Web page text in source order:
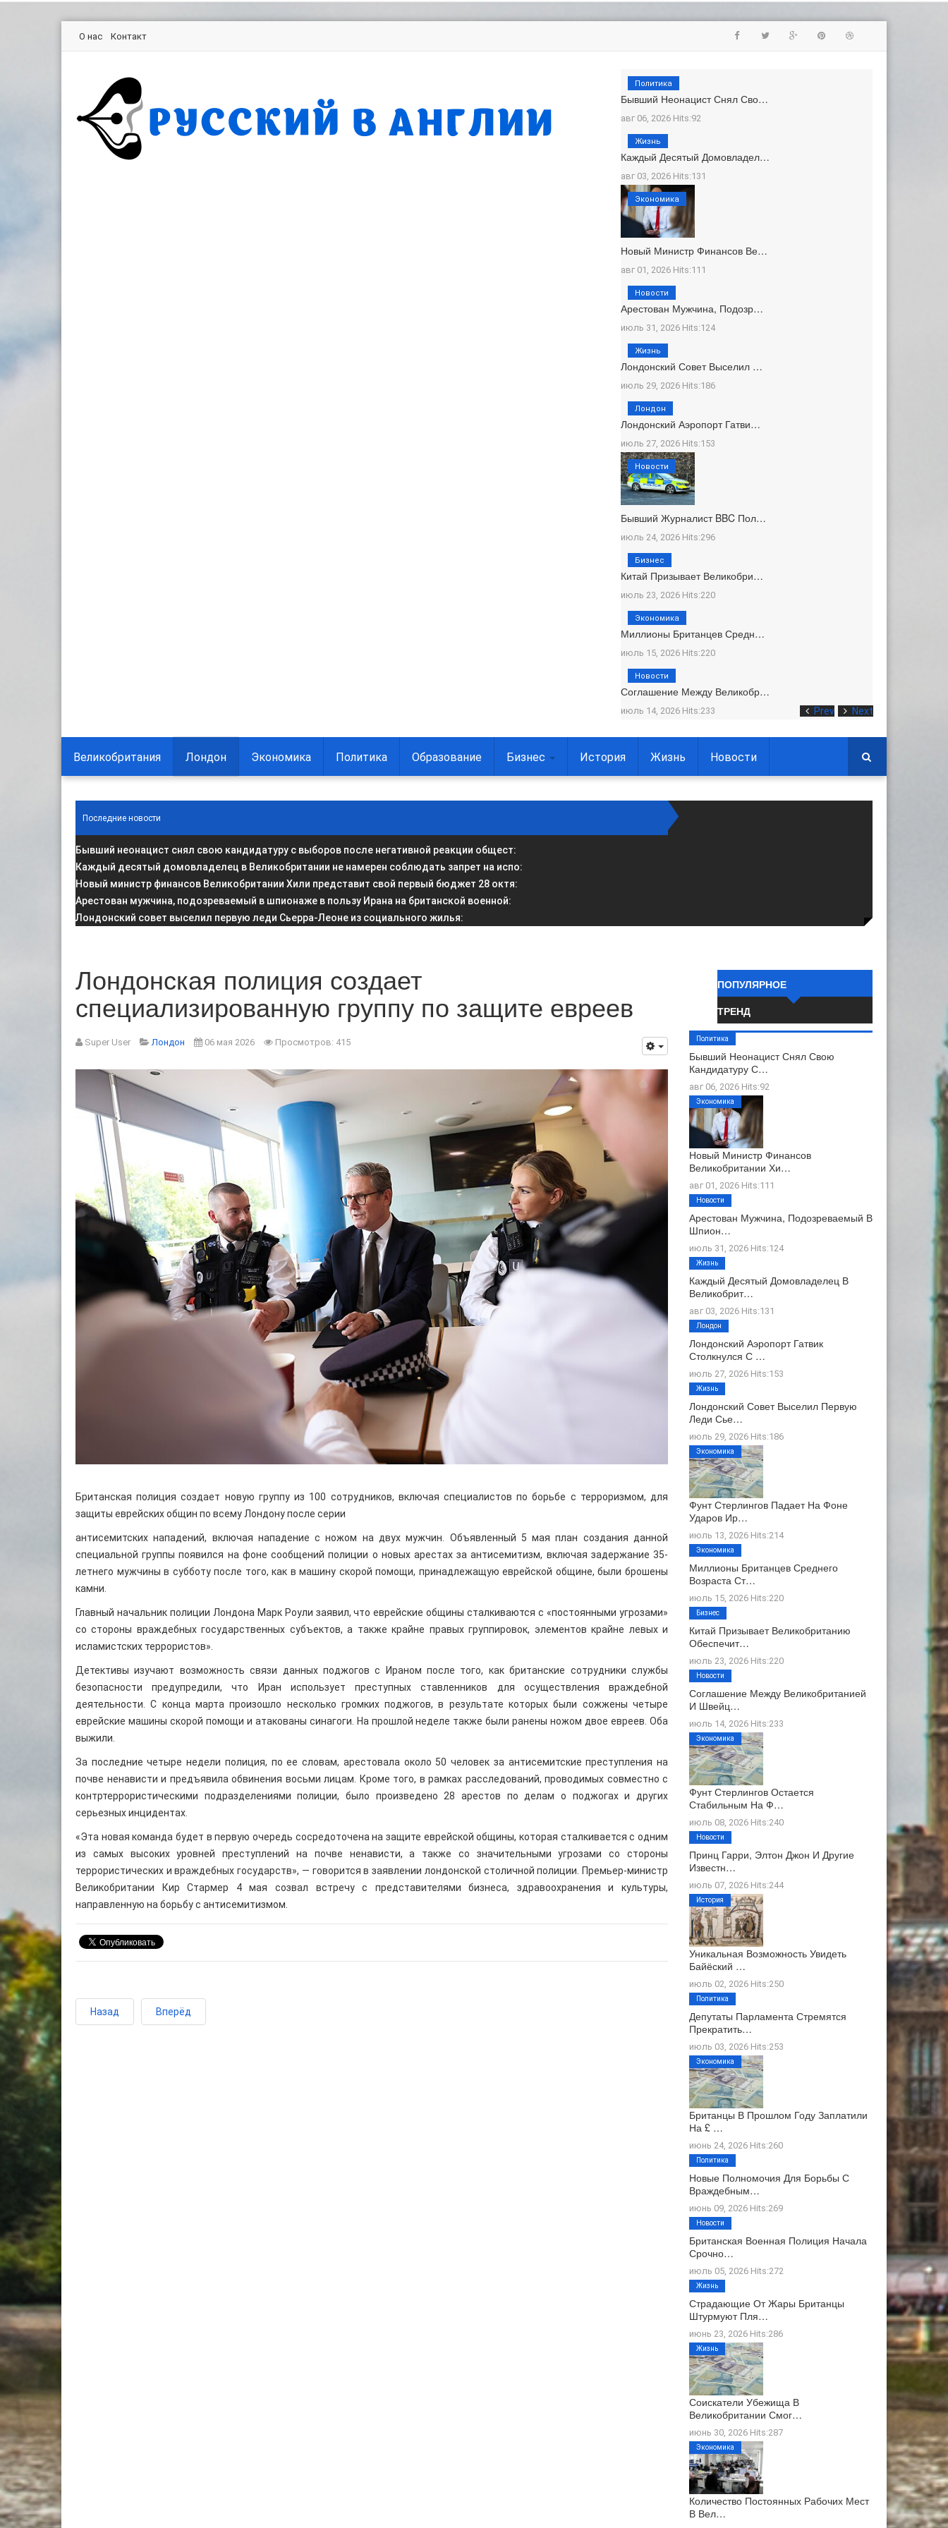
О нас Контакт
Prev Next
Бывший Неонацист Снял Сво…
авг 06, 2026 Hits:92
Политика
Каждый Десятый Домовладел…
авг 03, 2026 Hits:131
Жизнь
Новый Министр Финансов Ве…
авг 01, 2026 Hits:111
Экономика
Арестован Мужчина, Подозр…
июль 31, 2026 Hits:124
Новости
Лондонский Совет Выселил …
июль 29, 2026 Hits:186
Жизнь
Лондонский Аэропорт Гатви…
июль 27, 2026 Hits:153
Лондон
Бывший Журналист BBC Пол…
июль 24, 2026 Hits:296
Новости
Китай Призывает Великобри…
июль 23, 2026 Hits:220
Бизнес
Миллионы Британцев Средн…
июль 15, 2026 Hits:220
Экономика
Соглашение Между Великобр…
июль 14, 2026 Hits:233
Новости
Великобритания Лондон Экономика Политика Образование Бизнес История Жизнь Новости
Последние новости
Бывший неонацист снял свою кандидатуру с выборов после негативной реакции общест:
Каждый десятый домовладелец в Великобритании не намерен соблюдать запрет на испо:
Новый министр финансов Великобритании Хили представит свой первый бюджет 28 октя:
Арестован мужчина, подозреваемый в шпионаже в пользу Ирана на британской военной:
Лондонский совет выселил первую леди Сьерра-Леоне из социального жилья:
Лондонская полиция создает
специализированную группу по защите евреев
Super User Лондон 06 мая 2026 Просмотров: 415
Британская полиция создает новую группу из 100 сотрудников, включая специалистов по борьбе с терроризмом, для
защиты еврейских общин по всему Лондону после серии
антисемитских нападений, включая нападение с ножом на двух мужчин. Объявленный 5 мая план создания данной
специальной группы появился на фоне сообщений полиции о новых арестах за антисемитизм, включая задержание 35-
летнего мужчины в субботу после того, как в машину скорой помощи, принадлежащую еврейской общине, были брошены
камни.
Главный начальник полиции Лондона Марк Роули заявил, что еврейские общины сталкиваются с «постоянными угрозами»
со стороны враждебных государственных субъектов, а также крайне правых группировок, элементов крайне левых и
исламистских террористов».
Детективы изучают возможность связи данных поджогов с Ираном после того, как британские сотрудники службы
безопасности предупредили, что Иран использует преступных ставленников для осуществления враждебной
деятельности. С конца марта произошло несколько громких поджогов, в результате которых были сожжены четыре
еврейские машины скорой помощи и атакованы синагоги. На прошлой неделе также были ранены ножом двое евреев. Оба
выжили.
За последние четыре недели полиция, по ее словам, арестовала около 50 человек за антисемитские преступления на
почве ненависти и предъявила обвинения восьми лицам. Кроме того, в рамках расследований, проводимых совместно с
контртеррористическими подразделениями полиции, было произведено 28 арестов по делам о поджогах и других
серьезных инцидентах.
«Эта новая команда будет в первую очередь сосредоточена на защите еврейской общины, которая сталкивается с одним
из самых высоких уровней преступлений на почве ненависти, а также со значительными угрозами со стороны
террористических и враждебных государств», — говорится в заявлении лондонской столичной полиции. Премьер-министр
Великобритании Кир Стармер 4 мая созвал встречу с представителями бизнеса, здравоохранения и культуры,
направленную на борьбу с антисемитизмом.
Назад Вперёд
ПОПУЛЯРНОЕ
ТРЕНД
Бывший Неонацист Снял Свою
Кандидатуру С…
авг 06, 2026 Hits:92
Политика
Новый Министр Финансов
Великобритании Хи…
авг 01, 2026 Hits:111
Экономика
Арестован Мужчина, Подозреваемый В
Шпион…
июль 31, 2026 Hits:124
Новости
Каждый Десятый Домовладелец В
Великобрит…
авг 03, 2026 Hits:131
Жизнь
Лондонский Аэропорт Гатвик
Столкнулся С …
июль 27, 2026 Hits:153
Лондон
Лондонский Совет Выселил Первую
Леди Сье…
июль 29, 2026 Hits:186
Жизнь
Фунт Стерлингов Падает На Фоне
Ударов Ир…
июль 13, 2026 Hits:214
Экономика
Миллионы Британцев Среднего
Возраста Ст…
июль 15, 2026 Hits:220
Экономика
Китай Призывает Великобританию
Обеспечит…
июль 23, 2026 Hits:220
Бизнес
Соглашение Между Великобританией
И Швейц…
июль 14, 2026 Hits:233
Новости
Фунт Стерлингов Остается
Стабильным На Ф…
июль 08, 2026 Hits:240
Экономика
Принц Гарри, Элтон Джон И Другие
Известн…
июль 07, 2026 Hits:244
Новости
Уникальная Возможность Увидеть
Байёский …
июль 02, 2026 Hits:250
История
Депутаты Парламента Стремятся
Прекратить…
июль 03, 2026 Hits:253
Политика
Британцы В Прошлом Году Заплатили
На £ …
июнь 24, 2026 Hits:260
Экономика
Новые Полномочия Для Борьбы С
Враждебным…
июнь 09, 2026 Hits:269
Политика
Британская Военная Полиция Начала
Срочно…
июль 05, 2026 Hits:272
Новости
Страдающие От Жары Британцы
Штурмуют Пля…
июнь 23, 2026 Hits:286
Жизнь
Соискатели Убежища В
Великобритании Смог…
июнь 30, 2026 Hits:287
Жизнь
Количество Постоянных Рабочих Мест
В Вел…
Экономика